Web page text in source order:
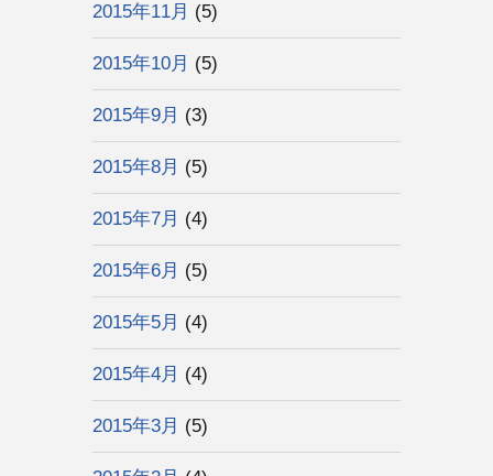
2015年11月 (5)
2015年10月 (5)
2015年9月 (3)
2015年8月 (5)
2015年7月 (4)
2015年6月 (5)
2015年5月 (4)
2015年4月 (4)
2015年3月 (5)